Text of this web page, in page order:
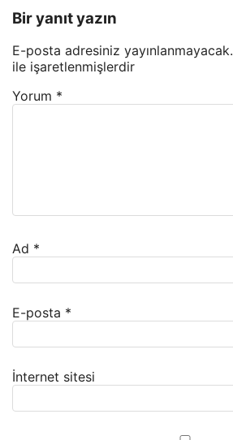
Bir yanıt yazın
E-posta adresiniz yayınlanmayacak.
ile işaretlenmişlerdir
Yorum *
Ad *
E-posta *
İnternet sitesi